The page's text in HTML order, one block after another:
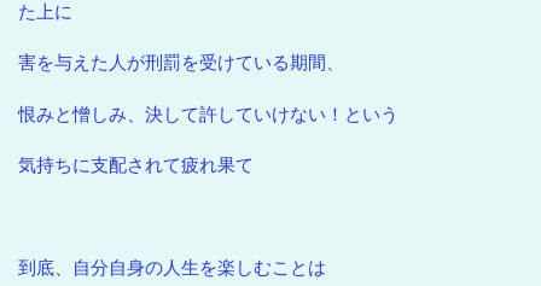
た上に
害を与えた人が刑罰を受けている期間、
恨みと憎しみ、決して許していけない！という
気持ちに支配されて疲れ果て
到底、自分自身の人生を楽しむことは